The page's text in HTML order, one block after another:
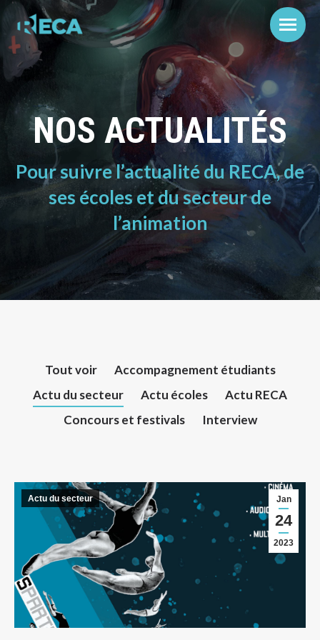
NOS ACTUALITÉS
Pour suivre l’actualité du RECA, de
ses écoles et du secteur de
l’animation
Tout voir
Accompagnement étudiants
Actu du secteur
Actu écoles
Actu RECA
Concours et festivals
Interview
Jan
24
2023
Actu du secteur